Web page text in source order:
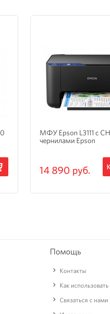
МФУ Epson L3111 с
чернилами Epson
14 890 руб.
Помощь
Контакты
Как
Связаться с нами